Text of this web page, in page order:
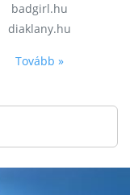
badgirl.hu
diaklany.hu
Tovább »